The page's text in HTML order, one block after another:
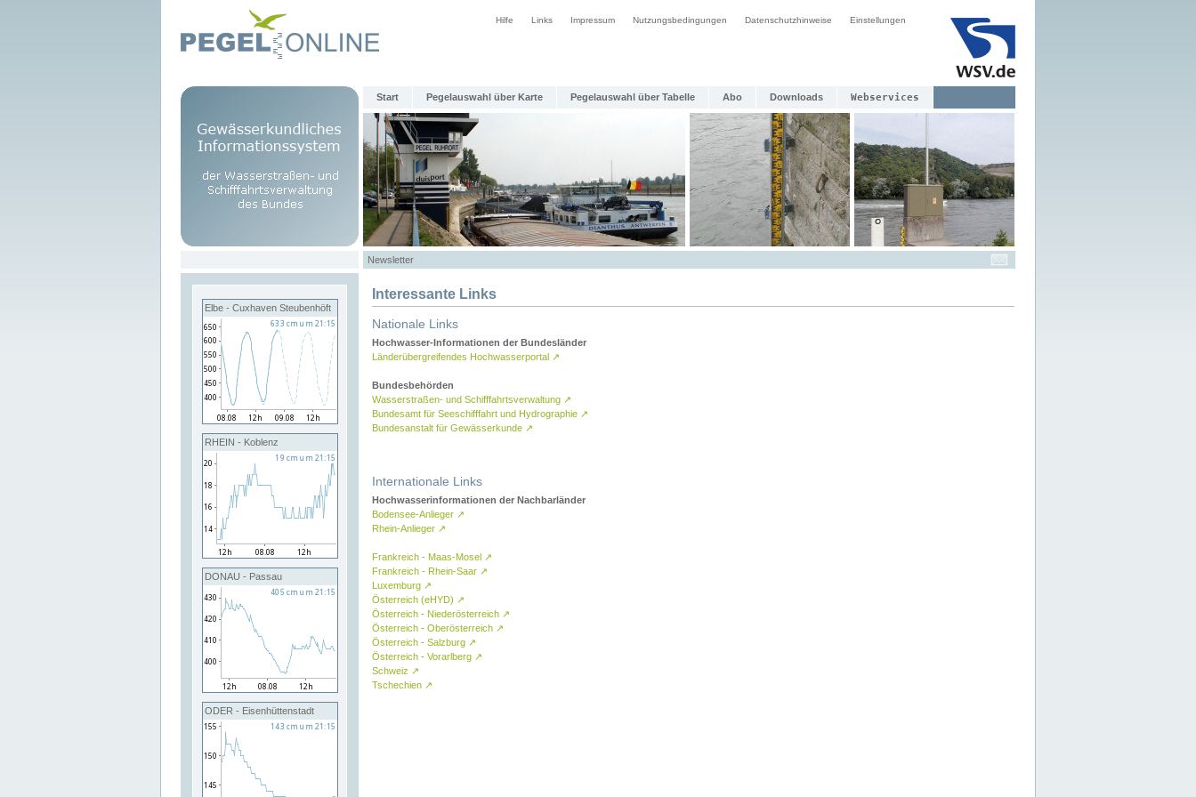
Hilfe Links Impressum Nutzungsbedingungen Datenschutzhinweise Einstellungen
Start Pegelauswahl über Karte Pegelauswahl über Tabelle Abo Downloads Webservices
Newsletter
Elbe - Cuxhaven Steubenhöft
RHEIN - Koblenz
DONAU - Passau
ODER - Eisenhüttenstadt
Interessante Links
Nationale Links
Hochwasser-Informationen der Bundesländer
Länderübergreifendes Hochwasserportal ↗
Bundesbehörden
Wasserstraßen- und Schifffahrtsverwaltung ↗
Bundesamt für Seeschifffahrt und Hydrographie ↗
Bundesanstalt für Gewässerkunde ↗
Internationale Links
Hochwasserinformationen der Nachbarländer
Bodensee-Anlieger ↗
Rhein-Anlieger ↗
Frankreich - Maas-Mosel ↗
Frankreich - Rhein-Saar ↗
Luxemburg ↗
Österreich (eHYD) ↗
Österreich - Niederösterreich ↗
Österreich - Oberösterreich ↗
Österreich - Salzburg ↗
Österreich - Vorarlberg ↗
Schweiz ↗
Tschechien ↗